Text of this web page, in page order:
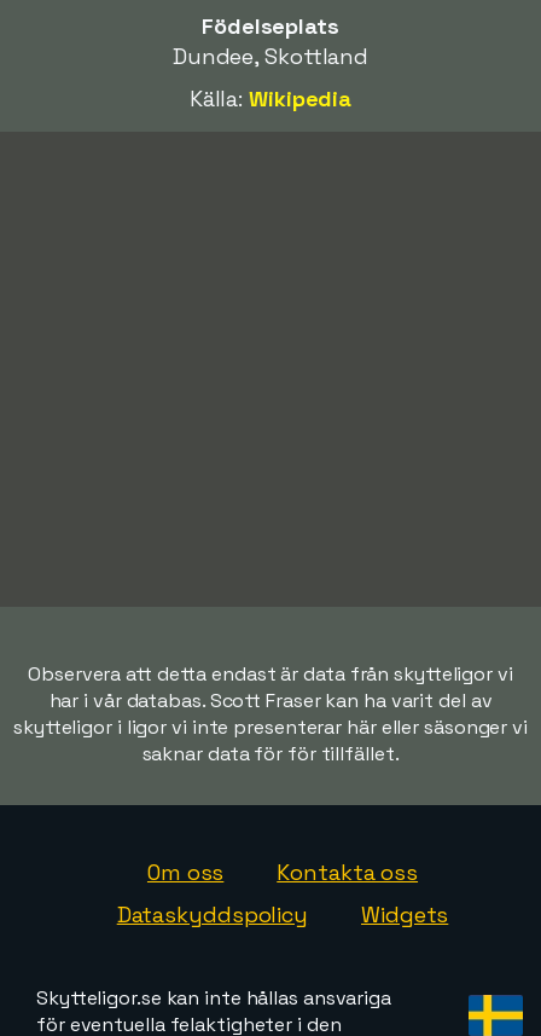
Födelseplats
Dundee, Skottland
Källa:Wikipedia
Observera att detta endast är data från skytteligor vi
har i vår databas. Scott Fraser kan ha varit del av
skytteligor i ligor vi inte presenterar här eller säsonger vi
saknar data för för tillfället.
Om oss
Kontakta oss
Dataskyddspolicy
Widgets
Skytteligor.se kan inte hållas ansvariga
för eventuella felaktigheter i den